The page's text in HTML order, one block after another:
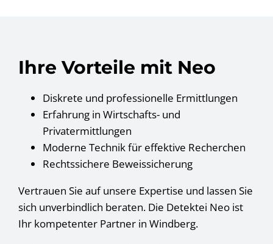
Ihre Vorteile mit Neo
Diskrete und professionelle Ermittlungen
Erfahrung in Wirtschafts- und
Privatermittlungen
Moderne Technik für effektive Recherchen
Rechtssichere Beweissicherung
Vertrauen Sie auf unsere Expertise und lassen Sie
sich unverbindlich beraten. Die Detektei Neo ist
Ihr kompetenter Partner in Windberg.